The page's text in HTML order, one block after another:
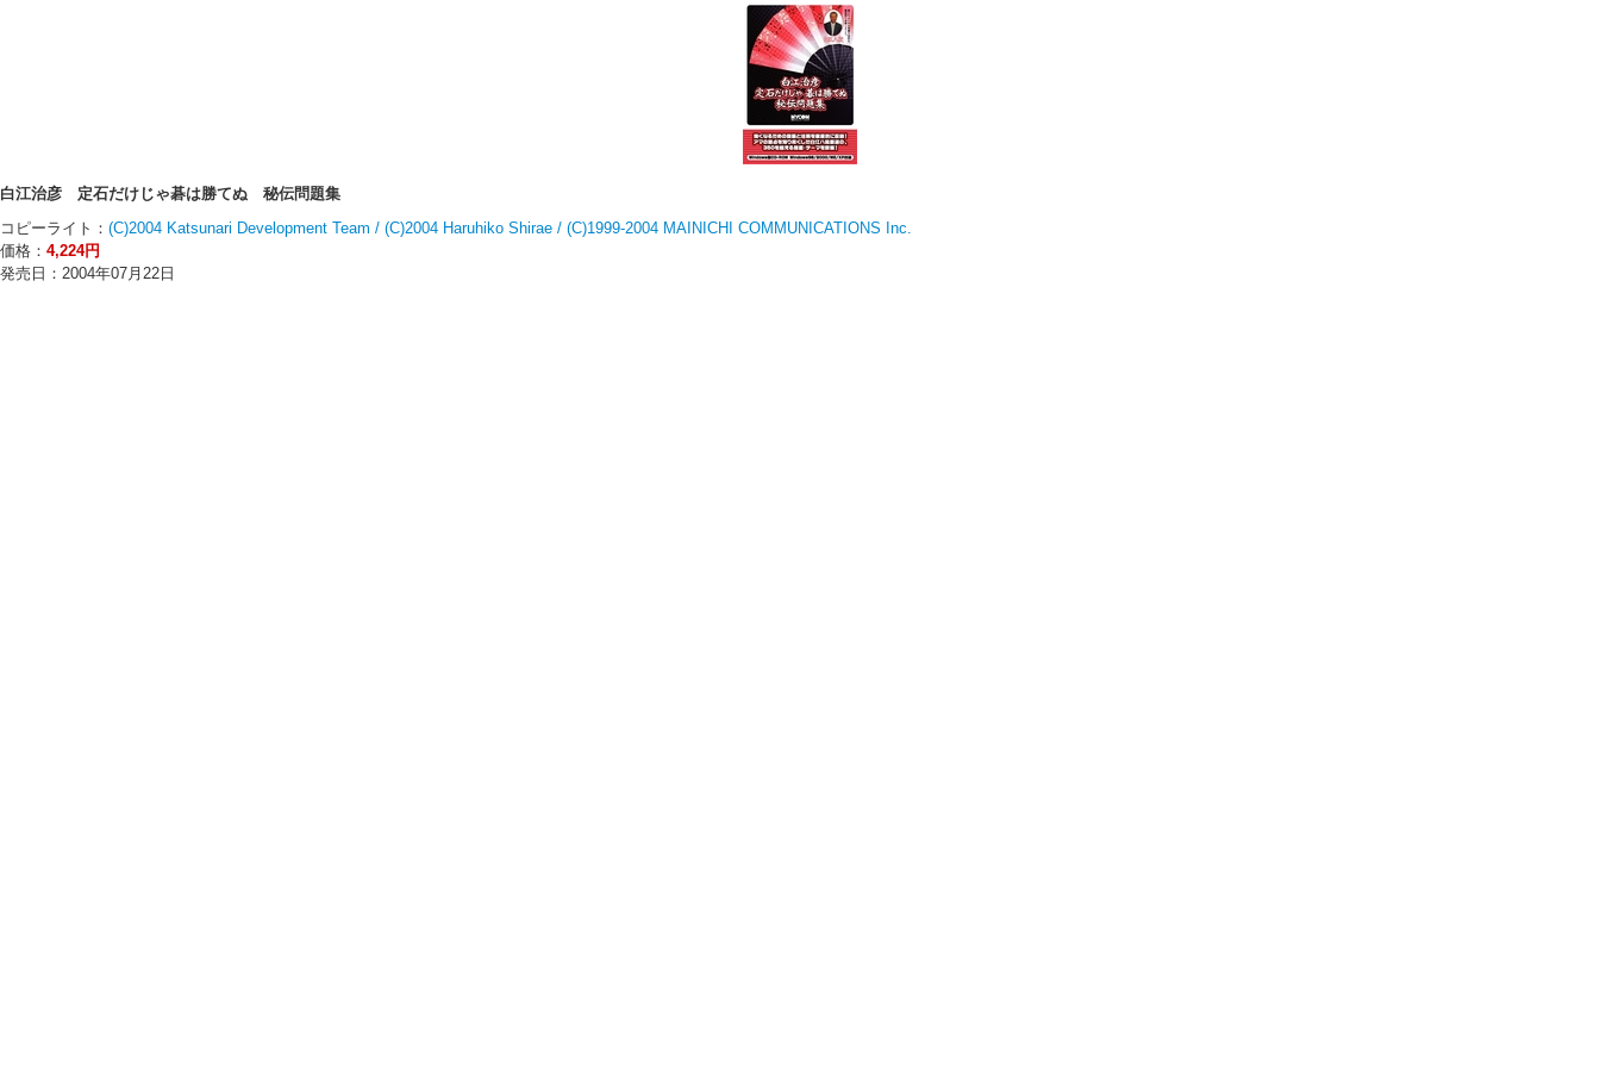
白江治彦 定石だけじゃ碁は勝てぬ 秘伝問題集
コピーライト： (C)2004 Katsunari Development Team / (C)2004 Haruhiko Shirae / (C)1999-2004 MAINICHI COMMUNICATIONS Inc.
価格： 4,224円
発売日：2004年07月22日